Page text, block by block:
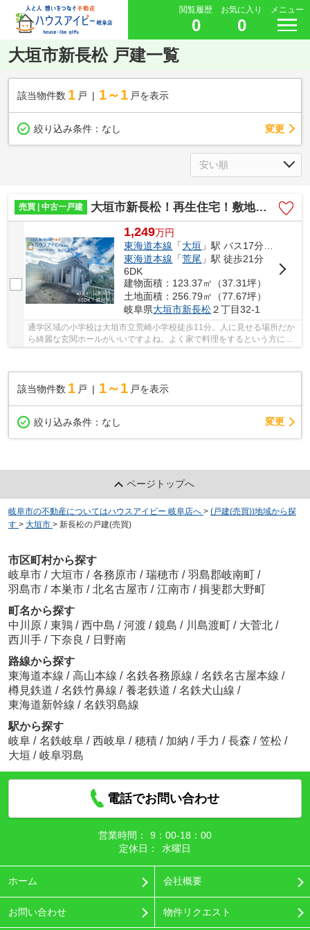
閲覧履歴
0
お気に入り
0
メニュー
大垣市新長松 戸建一覧
該当物件数 1 戸 1～1 戸を表示
絞り込み条件： なし 変更
売買 | 中古一戸建 大垣市新長松！再生住宅！敷地広々77坪！お車2台可能！荒崎小学校まで徒歩10分！
1,249万円
東海道本線 「大垣 」駅 バス17分 「長松」 停歩13分
東海道本線 「荒尾 」駅 徒歩21分
6DK
建物面積：123.37㎡（37.31坪）
土地面積：256.79㎡（77.67坪）
岐阜県大垣市新長松２丁目32-1
通学区域の小学校は大垣市立荒崎小学校徒歩11分。人に見せる場所だか
ら綺麗な玄関ホールがいいですよね。よく家で料理をするという方に嬉
該当物件数 1 戸 1～1 戸を表示
絞り込み条件： なし 変更
ページトップへ
岐阜市の不動産についてはハウスアイビー 岐阜店へ > (戸建(売買))地域から探
す > 大垣市 > 新長松の戸建(売買)
市区町村から探す
岐阜市 / 大垣市 / 各務原市 / 瑞穂市 / 羽島郡岐南町 /
羽島市 / 本巣市 / 北名古屋市 / 江南市 / 揖斐郡大野町
町名から探す
中川原 / 東鶉 / 西中島 / 河渡 / 鏡島 / 川島渡町 / 大菅北 /
西川手 / 下奈良 / 日野南
路線から探す
東海道本線 / 高山本線 / 名鉄各務原線 / 名鉄名古屋本線 /
樽見鉄道 / 名鉄竹鼻線 / 養老鉄道 / 名鉄犬山線 /
東海道新幹線 / 名鉄羽島線
駅から探す
岐阜 / 名鉄岐阜 / 西岐阜 / 穂積 / 加納 / 手力 / 長森 / 笠松 /
大垣 / 岐阜羽島
電話でお問い合わせ
営業時間：
9：00‐18：00
定休日：
水曜日
ホーム 会社概要
お問い合わせ 物件リクエスト